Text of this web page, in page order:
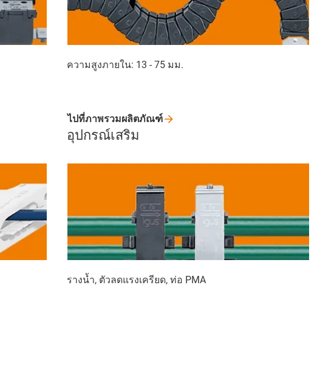
ความสูงภายใน: 13 - 75 มม.
อุปกรณ์เสริม
รางน้ำ, ตัวลดแรงเครียด, ท่อ PMA
ไปที่ภาพรวมผลิตภัณฑ์